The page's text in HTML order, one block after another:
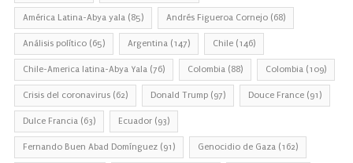
América Latina-Abya yala (85) Andrés Figueroa Cornejo (68)
Análisis político (65) Argentina (147) Chile (146)
Chile-America latina-Abya Yala (76) Colombia (88) Colombia (109)
Crisis del coronavirus (62) Donald Trump (97) Douce France (91)
Dulce Francia (63) Ecuador (93)
Fernando Buen Abad Domínguez (91) Genocidio de Gaza (162)